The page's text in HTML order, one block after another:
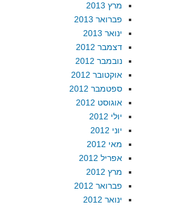
מרץ 2013
פברואר 2013
ינואר 2013
דצמבר 2012
נובמבר 2012
אוקטובר 2012
ספטמבר 2012
אוגוסט 2012
יולי 2012
יוני 2012
מאי 2012
אפריל 2012
מרץ 2012
פברואר 2012
ינואר 2012